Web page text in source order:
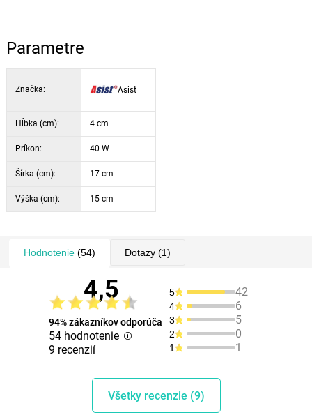
Parametre
Značka: Asist
Hĺbka (cm): 4 cm
Príkon: 40 W
Šírka (cm): 17 cm
Výška (cm): 15 cm
Hodnotenie(54) Dotazy(1)
4,5
94% zákazníkov odporúča
54 hodnotenie
9 recenzií
5 42
4 6
3 5
2 0
1 1
Všetky recenzie (9)